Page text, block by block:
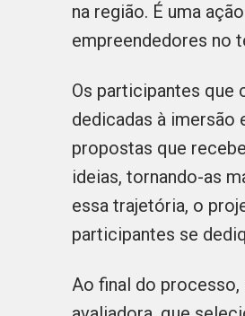
na região. É uma
empreendedores no
Os participantes que
dedicadas à imersão
propostas que
ideias, tornando-as
essa trajetória, o
participantes se
Ao final do processo,